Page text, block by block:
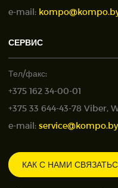
e-mail:
СЕРВИС
Тел/факс:
+375 162 34-00-01
+375 33 644-43-78 Viber,
e-mail: service@kompo.by
КАК С НАМИ